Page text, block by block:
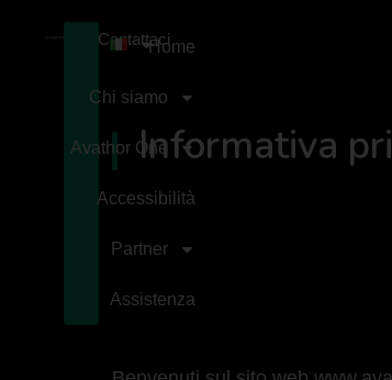
Home
Chi siamo
Avathor One
Accessibilità
Partner
Assistenza
Contattaci
Informativa